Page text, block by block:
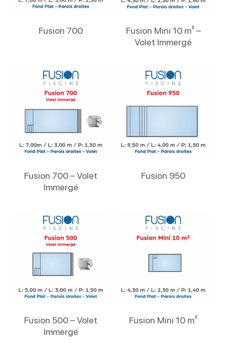
Fusion 700
Fusion Mini 10 m² –
Volet Immergé
Fusion 700 – Volet
Immergé
Fusion 950
Fusion 500 – Volet
Immergé
Fusion Mini 10 m²